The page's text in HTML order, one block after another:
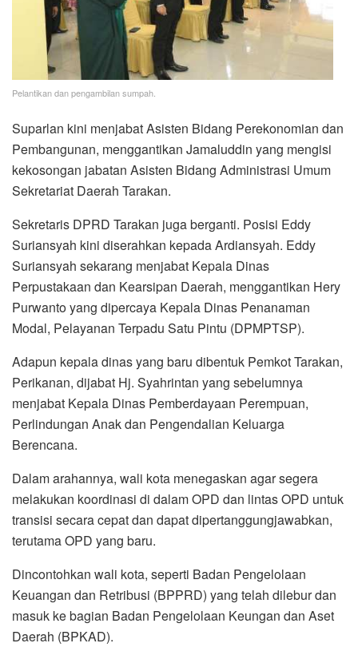
Pelantikan dan pengambilan sumpah.
Suparlan kini menjabat Asisten Bidang Perekonomian dan
Pembangunan, menggantikan Jamaluddin yang mengisi
kekosongan jabatan Asisten Bidang Administrasi Umum
Sekretariat Daerah Tarakan.
Sekretaris DPRD Tarakan juga berganti. Posisi Eddy
Suriansyah kini diserahkan kepada Ardiansyah. Eddy
Suriansyah sekarang menjabat Kepala Dinas
Perpustakaan dan Kearsipan Daerah, menggantikan Hery
Purwanto yang dipercaya Kepala Dinas Penanaman
Modal, Pelayanan Terpadu Satu Pintu (DPMPTSP).
Adapun kepala dinas yang baru dibentuk Pemkot Tarakan,
Perikanan, dijabat Hj. Syahrintan yang sebelumnya
menjabat Kepala Dinas Pemberdayaan Perempuan,
Perlindungan Anak dan Pengendalian Keluarga
Berencana.
Dalam arahannya, wali kota menegaskan agar segera
melakukan koordinasi di dalam OPD dan lintas OPD untuk
transisi secara cepat dan dapat dipertanggungjawabkan,
terutama OPD yang baru.
Dincontohkan wali kota, seperti Badan Pengelolaan
Keuangan dan Retribusi (BPPRD) yang telah dilebur dan
masuk ke bagian Badan Pengelolaan Keungan dan Aset
Daerah (BPKAD).